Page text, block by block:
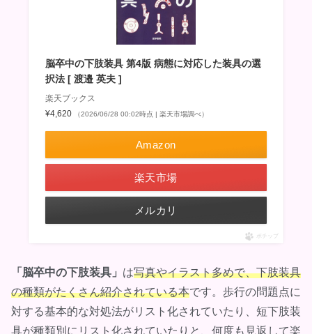
脳卒中の下肢装具 第4版 病態に対応した装具の選
択法 [ 渡邉 英夫 ]
楽天ブックス
¥4,620
（2026/06/28 00:02時点 | 楽天市場調べ）
Amazon
楽天市場
メルカリ
ポチップ
「脳卒中の下肢装具」 は写真やイラスト多めで、下肢装具
の種類がたくさん紹介されている本です。歩行の問題点に
対する基本的な対処法がリスト化されていたり、短下肢装
具が種類別にリスト化されていたりと、何度も見返して楽